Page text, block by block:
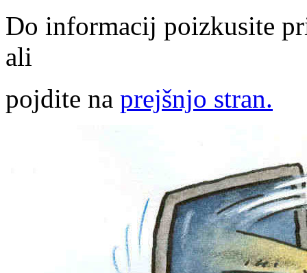
Do informacij poizkusite
ali
pojdite na prejšnjo stran.